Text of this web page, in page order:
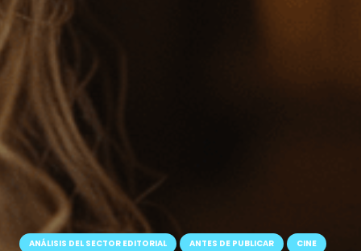
ANÁLISIS DEL SECTOR EDITORIAL ANTES DE PUBLICAR
CINE